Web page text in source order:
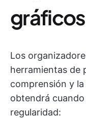
gráficos
Los
herramientas de
comprensión y
obtendrá
regularidad: